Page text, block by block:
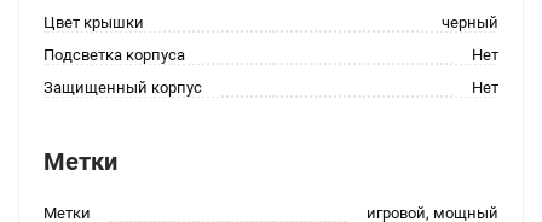
Цвет крышки
черный
Подсветка корпуса
Нет
Защищенный корпус
Нет
Метки
Метки игровой, мощный